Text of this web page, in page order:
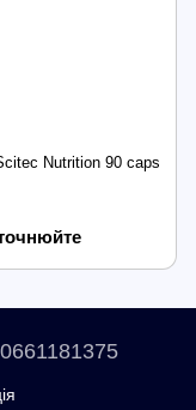
Nutrition 90 caps
0661181375